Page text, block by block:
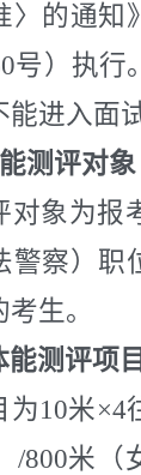
〉的通知
号）执行
进入面试
测评对象
对象为报
警察）职
生。
能测评项
为10米×4
/800米（